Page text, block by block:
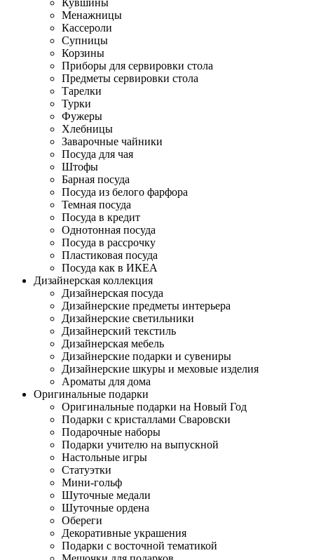
Кувшины
Менажницы
Кассероли
Супницы
Корзины
Приборы для сервировки стола
Предметы сервировки стола
Тарелки
Турки
Фужеры
Хлебницы
Заварочные чайники
Посуда для чая
Штофы
Барная посуда
Посуда из белого фарфора
Темная посуда
Посуда в кредит
Однотонная посуда
Посуда в рассрочку
Пластиковая посуда
Посуда как в ИКЕА
Дизайнерская коллекция
Дизайнерская посуда
Дизайнерские предметы интерьера
Дизайнерские светильники
Дизайнерский текстиль
Дизайнерская мебель
Дизайнерские подарки и сувениры
Дизайнерские шкуры и меховые изделия
Ароматы для дома
Оригинальные подарки
Оригинальные подарки на Новый Год
Подарки с кристаллами Сваровски
Подарочные наборы
Подарки учителю на выпускной
Настольные игры
Статуэтки
Мини-гольф
Шуточные медали
Шуточные ордена
Обереги
Декоративные украшения
Подарки с восточной тематикой